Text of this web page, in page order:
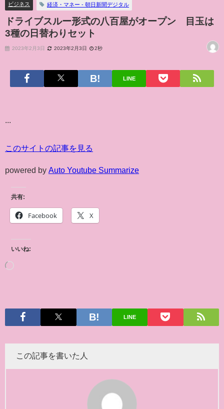
ビジネス 経済・マネー - 朝日新聞デジタル
ドライブスルー形式の八百屋がオープン 目玉は
3種の日替わりセット
2023年2月3日 2023年2月3日 2秒
LINE
このサイトの記事を見る
powered by Auto Youtube Summarize
共有:
Facebook X
いいね:
LINE
この記事を書いた人